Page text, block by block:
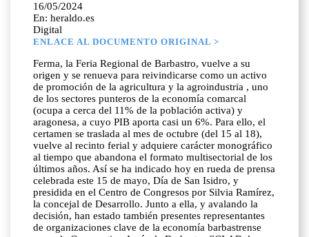
16/05/2024
En: heraldo.es
Digital
ENLACE AL DOCUMENTO ORIGINAL >
Ferma, la Feria Regional de Barbastro, vuelve a su
origen y se renueva para reivindicarse como un activo
de promoción de la agricultura y la agroindustria , uno
de los sectores punteros de la economía comarcal
(ocupa a cerca del 11% de la población activa) y
aragonesa, a cuyo PIB aporta casi un 6%. Para ello, el
certamen se traslada al mes de octubre (del 15 al 18),
vuelve al recinto ferial y adquiere carácter monográfico
al tiempo que abandona el formato multisectorial de los
últimos años. Así se ha indicado hoy en rueda de prensa
celebrada este 15 de mayo, Día de San Isidro, y
presidida en el Centro de Congresos por Silvia Ramírez,
la concejal de Desarrollo. Junto a ella, y avalando la
decisión, han estado también presentes representantes
de organizaciones clave de la economía barbastrense